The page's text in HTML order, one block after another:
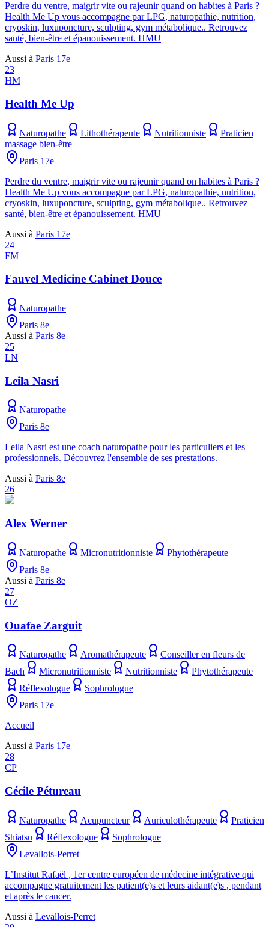
Perdre du ventre, maigrir vite ou rajeunir quand on habites à Paris ?
Health Me Up vous accompagne par LPG, naturopathie, nutrition,
cryoskin, luxuponcture, sculpting, gym métabolique.. Retrouvez
santé, bien-être et épanouissement. HMU
Aussi à Paris 17e
23
HM
Health Me Up
Naturopathe Lithothérapeute Nutritionniste
Praticien
massage bien-être
Paris 17e
Perdre du ventre, maigrir vite ou rajeunir quand on habites à Paris ?
Health Me Up vous accompagne par LPG, naturopathie, nutrition,
cryoskin, luxuponcture, sculpting, gym métabolique.. Retrouvez
santé, bien-être et épanouissement. HMU
Aussi à Paris 17e
24
FM
Fauvel Medicine Cabinet Douce
Naturopathe
Paris 8e
Aussi à Paris 8e
25
LN
Leila Nasri
Naturopathe
Paris 8e
Leila Nasri est une coach naturopathe pour les particuliers et les
professionnels. Découvrez l'ensemble de ses prestations.
Aussi à Paris 8e
26
Alex Werner
Naturopathe Micronutritionniste
Phytothérapeute
Paris 8e
Aussi à Paris 8e
27
OZ
Ouafae Zarguit
Naturopathe Aromathérapeute
Conseiller en fleurs de
Bach
Micronutritionniste Nutritionniste
Phytothérapeute
Réflexologue
Sophrologue
Paris 17e
Accueil
Aussi à Paris 17e
28
CP
Cécile Pétureau
Naturopathe Acupuncteur Auriculothérapeute
Praticien
Shiatsu
Réflexologue
Sophrologue
Levallois-Perret
L’Institut Rafaël , 1er centre européen de médecine intégrative qui
accompagne gratuitement les patient(e)s et leurs aidant(e)s , pendant
et après le cancer.
Aussi à Levallois-Perret